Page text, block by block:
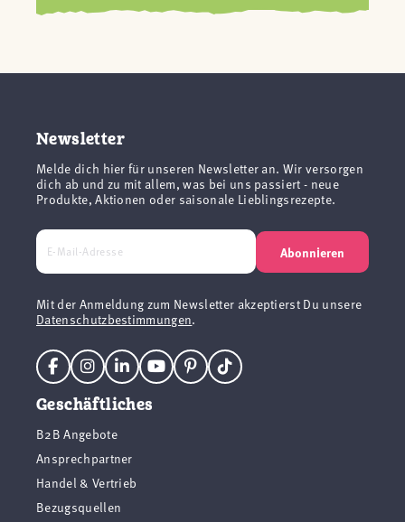
Newsletter
Melde dich hier für unseren Newsletter an. Wir versorgen
dich ab und zu mit allem, was bei uns passiert - neue
Produkte, Aktionen oder saisonale Lieblingsrezepte.
Abonnieren
Mit der Anmeldung zum Newsletter akzeptierst Du unsere
Datenschutzbestimmungen.
Geschäftliches
B2B Angebote
Ansprechpartner
Handel & Vertrieb
Bezugsquellen